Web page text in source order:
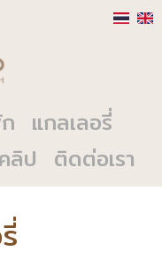
แกลเลอรี่
ลิป ติดต่อเรา